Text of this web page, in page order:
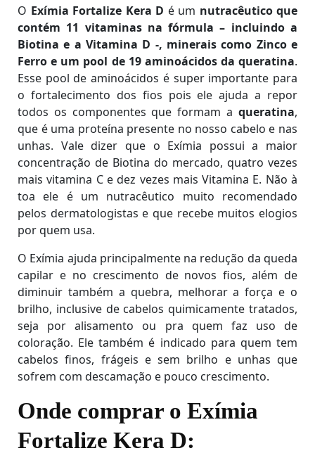
O Exímia Fortalize Kera D é um nutracêutico que
contém 11 vitaminas na fórmula – incluindo a
Biotina e a Vitamina D -, minerais como Zinco e
Ferro e um pool de 19 aminoácidos da queratina.
Esse pool de aminoácidos é super importante para
o fortalecimento dos fios pois ele ajuda a repor
todos os componentes que formam a queratina,
que é uma proteína presente no nosso cabelo e nas
unhas. Vale dizer que o Exímia possui a maior
concentração de Biotina do mercado, quatro vezes
mais vitamina C e dez vezes mais Vitamina E. Não à
toa ele é um nutracêutico muito recomendado
pelos dermatologistas e que recebe muitos elogios
por quem usa.
O Exímia ajuda principalmente na redução da queda
capilar e no crescimento de novos fios, além de
diminuir também a quebra, melhorar a força e o
brilho, inclusive de cabelos quimicamente tratados,
seja por alisamento ou pra quem faz uso de
coloração. Ele também é indicado para quem tem
cabelos finos, frágeis e sem brilho e unhas que
sofrem com descamação e pouco crescimento.
Onde comprar o Exímia
Fortalize Kera D: